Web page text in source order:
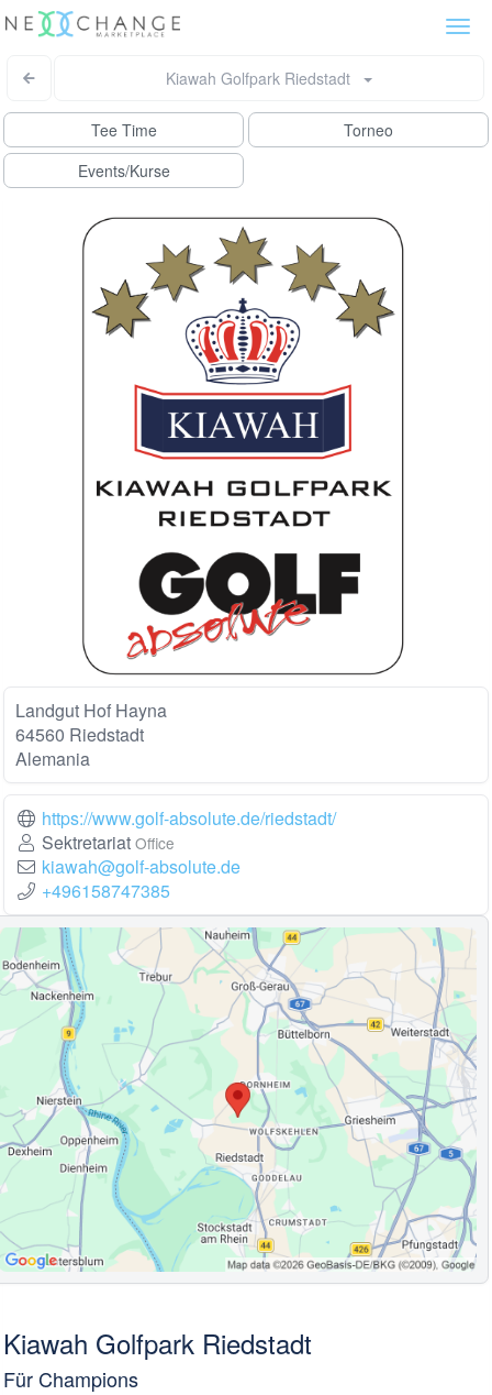
Kiawah Golfpark Riedstadt
Tee Time
Torneo
Events/Kurse
Landgut Hof Hayna
64560 Riedstadt
Alemania
https://www.golf-absolute.de/riedstadt/
Sektretariat Office
kiawah@golf-absolute.de
+496158747385
Kiawah Golfpark Riedstadt
Für Champions